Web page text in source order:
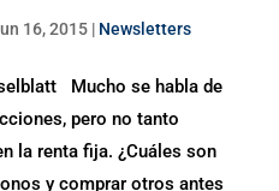
16, 2015| Newsletters
Mucho se habla de
pero no tanto
la renta fija. ¿Cuáles son
y comprar otros antes